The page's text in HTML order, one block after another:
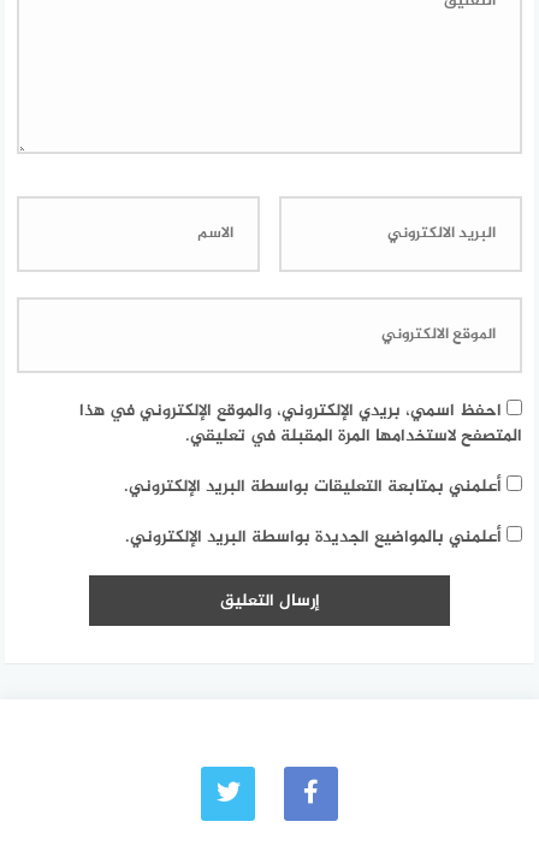
احفظ اسمي، بريدي الإلكتروني، والموقع الإلكتروني في هذا
المتصفح لاستخدامها المرة المقبلة في تعليقي.
أعلمني بمتابعة التعليقات بواسطة البريد الإلكتروني.
أعلمني بالمواضيع الجديدة بواسطة البريد الإلكتروني.